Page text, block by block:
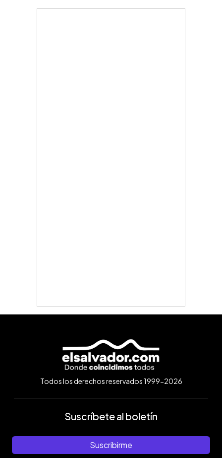
Todos los derechos reservados 1999-2026
Suscríbete al boletín
Suscribirme